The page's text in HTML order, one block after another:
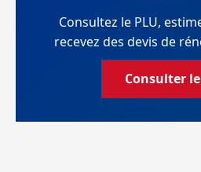
Consultez le PLU,
recevez des devis de
Consulter le